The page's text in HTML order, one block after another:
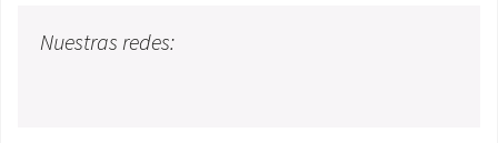
Nuestras redes: